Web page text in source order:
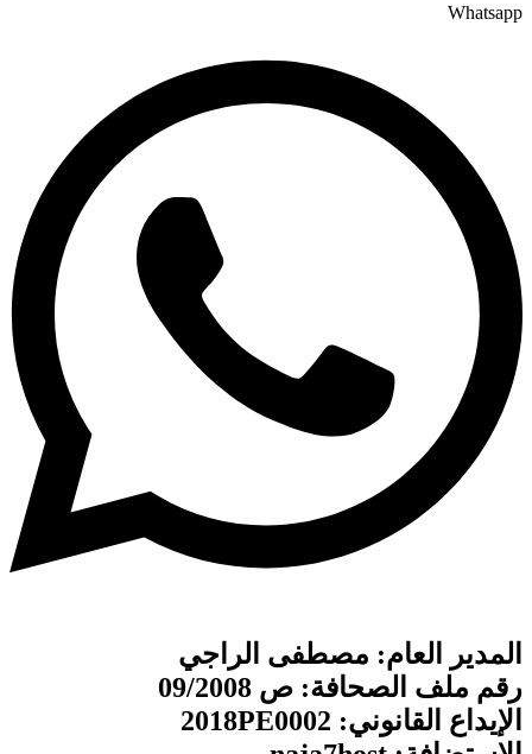
Whatsapp
المدير العام: مصطفى الراجي
رقم ملف الصحافة: ص 09/2008
الإيداع القانوني: 2018PE0002